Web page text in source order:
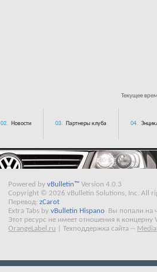
Текущее
02. Новости 03. Партнеры клуба 04.
Powered by vBulletin™ Version 4.0.3
Copyright © 2026 vBulletin Solutions, Inc. All
Перевод: zCarot
Extra Tabs by vBulletin Hispano
Вы попали на
Этот ресурс не имеет отношения к концерну
OrangeLabel.ru
Техподдержка сайта --